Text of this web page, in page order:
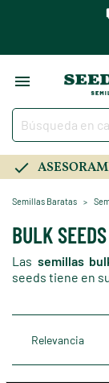

Semillas Baratas
BULK
Las semillas
seeds tiene en